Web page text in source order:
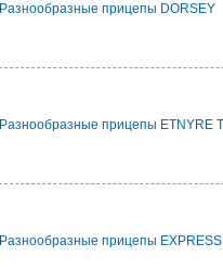
Разнообразные прицепы DORSEY
Разнообразные прицепы ETNYRE
Разнообразные прицепы EXPRESS